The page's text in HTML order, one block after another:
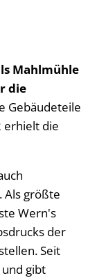
Mahlmühle
die
Gebäudeteile
erhielt die
. Als größte
Wern's
der
Seit
und gibt